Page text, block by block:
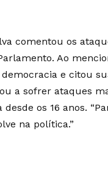
comentou os
Ao
e citou
a sofrer ataques
os 16 anos.
na política.”